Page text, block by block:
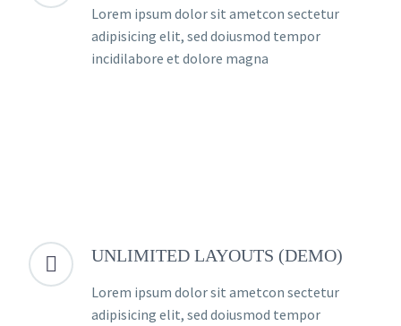
Lorem ipsum dolor sit ametcon sectetur
adipisicing elit, sed doiusmod tempor
incidilabore et dolore magna

 UNLIMITED LAYOUTS (DEMO)
Lorem ipsum dolor sit ametcon sectetur
adipisicing elit, sed doiusmod tempor